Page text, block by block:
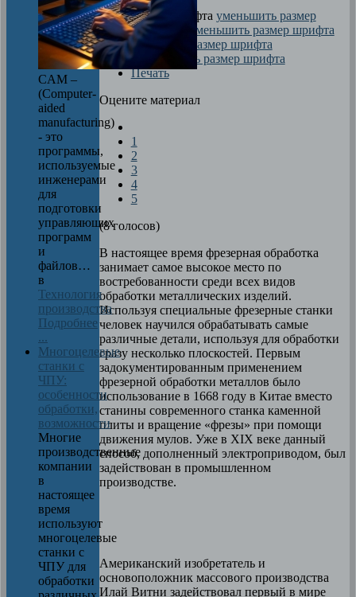
размер шрифта уменьшить размер
шрифта
увеличить размер шрифта
Печать
Оцените материал
1
2
3
4
5
(8 голосов)
В настоящее время фрезерная обработка
занимает самое высокое место по
востребованности среди всех видов
обработки металлических изделий.
Используя специальные фрезерные станки
человек научился обрабатывать самые
различные детали, используя для обработки
сразу несколько плоскостей. Первым
задокументированным применением
фрезерной обработки металлов было
использование в 1668 году в Китае вместо
станины современного станка каменной
плиты и вращение «фрезы» при помощи
движения мулов. Уже в XIX веке данный
способ, дополненный электроприводом, был
задействован в промышленном
производстве.
Американский изобретатель и
основоположник массового производства
Илай Витни задействовал первый в мире
CAM –
(Computer-
aided
manufacturing)
- это
программы,
используемые
инженерами
для
подготовки
управляющих
программ
и
файлов…
в
Технология
производства
Подробнее
...
Многоцелевые
станки с
ЧПУ:
особенности
обработки,
возможности
Многие
производственные
компании
в
настоящее
время
используют
многоцелевые
станки с
ЧПУ для
обработки